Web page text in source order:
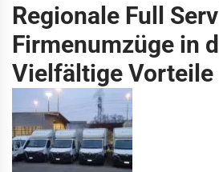
Regionale Full
Firmenumzüge in
Vielfältige Vorteile